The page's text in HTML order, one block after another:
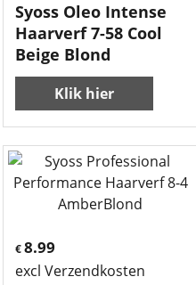
Syoss Oleo Intense
Haarverf 7-58 Cool
Beige Blond
Klik hier
€ 8.99
excl Verzendkosten